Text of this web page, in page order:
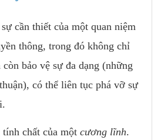
cần thiết của một quan niệm
thông, trong đó không chỉ
bảo vệ sự đa dạng (những
có thể liên tục phá vỡ sự
tính chất của một cương lĩnh.